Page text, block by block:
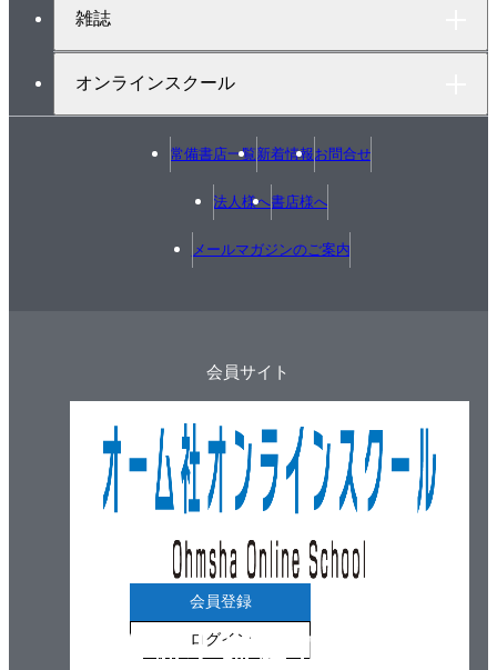
雑誌
オンラインスクール
常備書店一覧新着情報お問合せ
法人様へ書店様へ
メールマガジンのご案内
会員サイト
会員登録
ログイン